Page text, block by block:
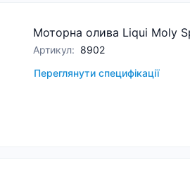
Моторна олива Liqui Moly
Артикул: 8902
Переглянути специфікації